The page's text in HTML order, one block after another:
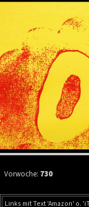
Vorwoche: 730
Links mit Text 'Amazon' o.